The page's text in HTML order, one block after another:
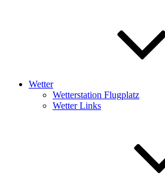
Wetter
Wetterstation Flugplatz
Wetter Links